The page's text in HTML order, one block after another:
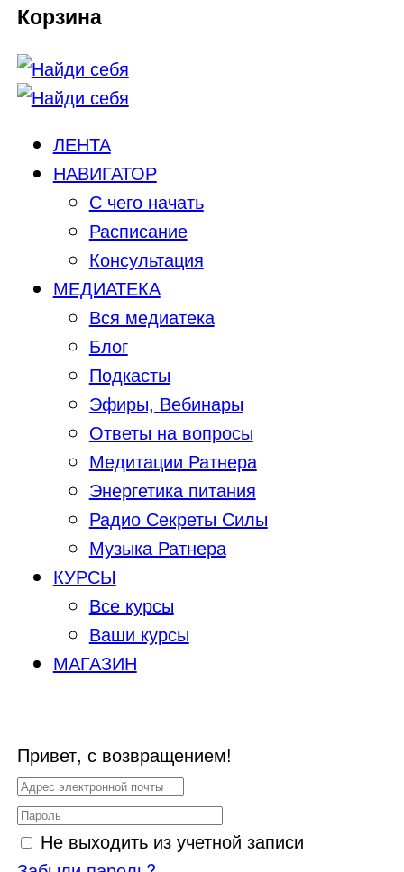
Корзина
ЛЕНТА
НАВИГАТОР
С чего начать
Расписание
Консультация
МЕДИАТЕКА
Вся медиатека
Блог
Подкасты
Эфиры, Вебинары
Ответы на вопросы
Медитации Ратнера
Энергетика питания
Радио Секреты Силы
Музыка Ратнера
КУРСЫ
Все курсы
Ваши курсы
МАГАЗИН
Привет, с возвращением!
Не выходить из учетной записи